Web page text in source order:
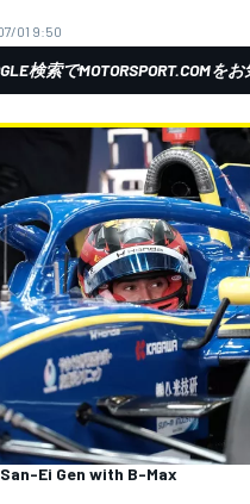
01 9:50
検索でMOTORSPORT.COMを
Ei Gen with B-Max